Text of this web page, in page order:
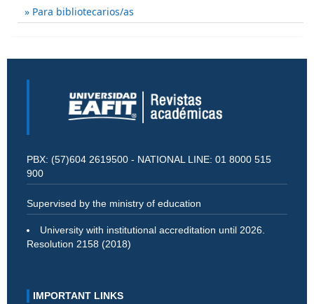
Para bibliotecarios/as
PBX: (57)604 2619500 - NATIONAL LINE: 01 8000 515
900
Supervised by the ministry of education
University with institutional accreditation until 2026.
Resolution 2158 (2018)
IMPORTANT LINKS